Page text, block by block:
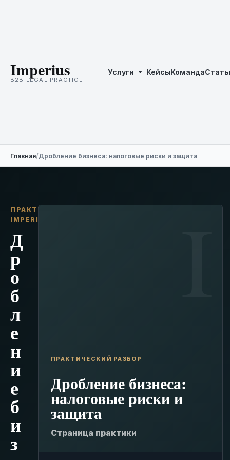
Imperius
B2B LEGAL PRACTICE
Услуги КейсыКоманда
Главная/Дробление бизнеса: налоговые риски и защита
ПРАКТИКА
IMPERIUS
Д
р
о
б
л
е
н
и
е
б
и
з
ПРАКТИЧЕСКИЙ РАЗБОР
Дробление бизнеса:
налоговые риски и
защита
Страница практики